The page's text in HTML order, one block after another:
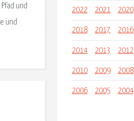
und
und
2022 2021 2020
2018 2017 2016
2014 2013 2012
2010 2009 2008
2006 2005 2004